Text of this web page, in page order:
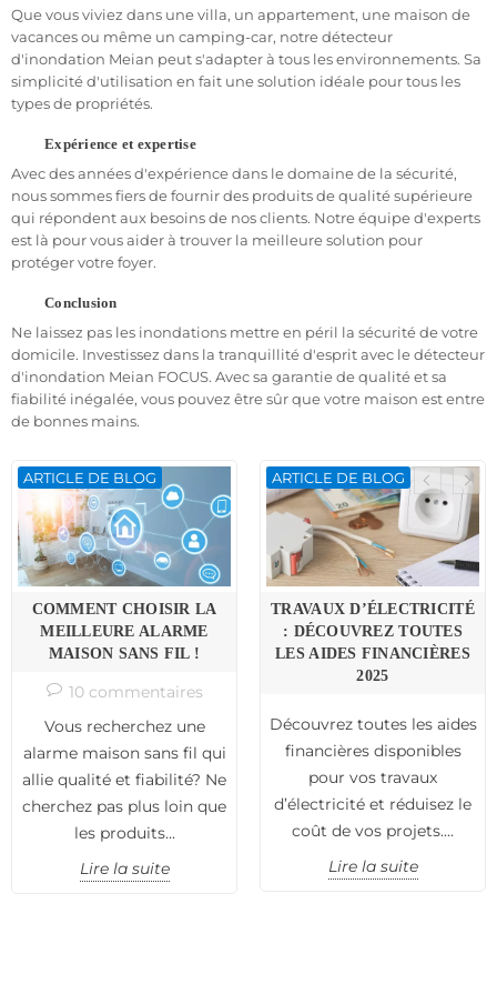
l'application dédiée.
Ne laissez pas l'installation du capteur d'inondation FOCUS vous
freiner dans votre quête de protection contre les inondations.
Avec notre guide étape par étape, vous serezopérationnelen un
rien de temps.
Investissez dans latranquillité d'esprit
installant le détecteur d'inondation Meian FOCUS et
protégez
votre maison ou votre lieu de travail contre les dommages
coûteux des inondations.
Que vous viviez dans une villa, un appartement, une maison de
vacances ou même un camping-car, notre détecteur
d'inondation Meian peut s'adapter à tous les environnements. Sa
simplicité d'utilisation en fait une solution idéale pour tous les
types de propriétés.
Expérience et expertise
Avec des années d'expérience dans le domaine de la sécurité,
nous sommes fiers de fournir des produits de qualité supérieure
qui répondent aux besoins de nos clients. Notre équipe d'experts
est là pour vous aider à trouver la meilleure solution pour
protéger votre foyer.
Conclusion
Ne laissez pas les inondations mettre en péril la sécurité de votre
domicile. Investissez dans la tranquillité d'esprit avec le détecteur
d'inondation Meian FOCUS. Avec sa garantie de qualité et sa
fiabilité inégalée, vous pouvez être sûr que votre maison est entre
de bonnes mains.
ARTICLE DE BLOG
COMMENT CHOISIR LA
MEILLEURE ALARME
MAISON SANS FIL !
10 commentaires
Vous recherchez une
alarme maison sans fil qui
allie qualité et fiabilité? Ne
cherchez pas plus loin que
les produits...
Lire la suite
ARTICLE DE BLOG
TRAVAUX D’ÉLECTRICITÉ
: DÉCOUVREZ TOUTES
LES AIDES FINANCIÈRES
2025
Découvrez toutes les aides
financières disponibles
pour vos travaux
d’électricité et réduisez le
coût de vos projets....
Lire la suite